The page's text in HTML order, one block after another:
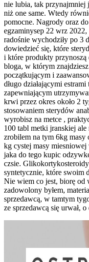
nie lubia, tak przynajmniej
niż one same. Wtedy
pomocne. Nagrody oraz
egzaminysep 22 wrz
radośnie wychodziły po 3
dowiedzieć się, które
i które produkty przynoszą
bloga, w którym
początkującym i
długo działającymi
zapewniającym
krwi przez okres około 2
stosowaniem sterydów
wyrobisz na metce ,
100 tabl metki jranskiej
zrobilem na tym 6kg masy
kg cystej masy
jaka do tego kupic
czsie.
syntetycznie, które swoim
Nie wiem co jest, biorę od
zadowolony byłem,
sprzedawcą, w tamtym
ze sprzedawcą się urwał,